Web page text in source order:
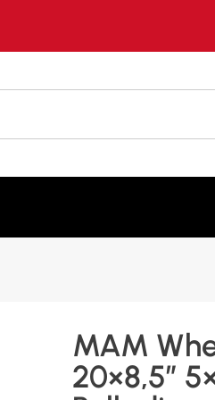
MAM
20×8,5″